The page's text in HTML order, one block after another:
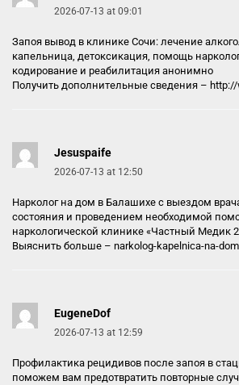
2026-07-13 at 09:01
Запоя вывод в клинике Сочи: лечение
капельница, детоксикация, помощь
кодирование и реабилитация анонимно
Получить дополнительные сведения –
Jesuspaife
2026-07-13 at 12:50
Нарколог на дом в Балашихе с выездом
состояния и проведением необходимой
наркологической клинике «Частный Медик
Выяснить больше – narkolog-kapelnica-na-dom
EugeneDof
2026-07-13 at 12:59
Профилактика рецидивов после запоя в
поможем вам предотвратить повторные